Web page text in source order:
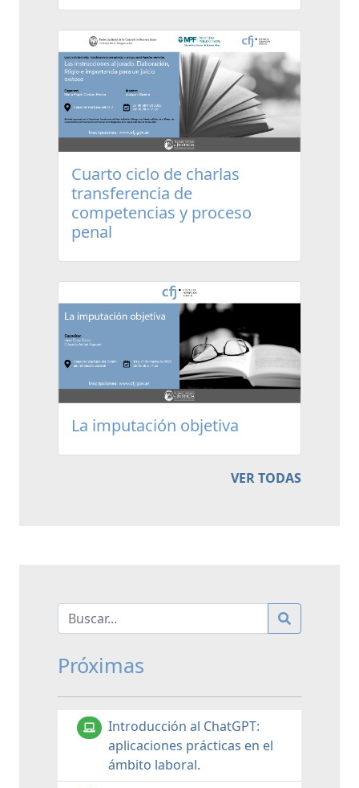
Cuarto ciclo de charlas
transferencia de
competencias y proceso
penal
La imputación objetiva
VER TODAS
Próximas
Introducción al ChatGPT:
aplicaciones prácticas en el
ámbito laboral.